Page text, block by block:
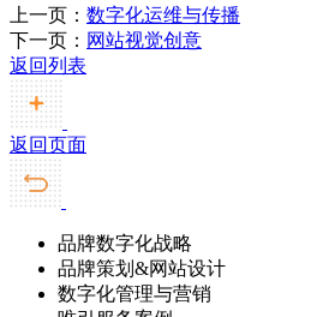
上一页： 数字化运维与传播
下一页： 网站视觉创意
返回列表
返回页面
品牌数字化战略
品牌策划&网站设计
数字化管理与营销